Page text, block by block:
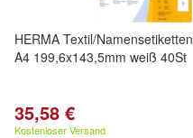
HERMA Textil/Namensetiketten
A4 199,6x143,5mm weiß 40St
35,58 €
Kostenloser Versand